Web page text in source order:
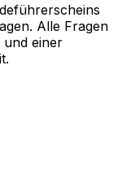
Alle Fragen
einer